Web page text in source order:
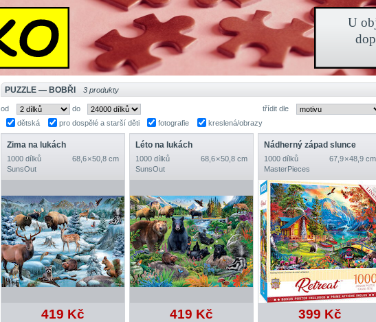
PUZZLE — BOBŘI 3 produkty
od do
třídit dle
dětská
pro dospělé a starší děti fotografie kreslená/obrazy
Zima na lukách
1000 dílků
68,6 × 50,8 cm
SunsOut
419 Kč
Léto na lukách
1000 dílků
68,6 × 50,8 cm
SunsOut
419 Kč
Nádherný západ slunce
1000 dílků
67,9 × 48,9 cm
MasterPieces
399 Kč